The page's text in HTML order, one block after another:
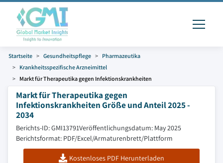
Startseite Gesundheitspflege
Pharmazeutika
Krankheitsspezifische Arzneimittel
Markt für Therapeutika gegen Infektionskrankheiten
Markt für Therapeutika gegen
Infektionskrankheiten Größe und Anteil 2025 -
2034
Berichts-ID: GMI13791Veröffentlichungsdatum: May 2025
Berichtsformat: PDF/Excel/Armaturenbrett/Plattform
Kostenloses PDF Herunterladen